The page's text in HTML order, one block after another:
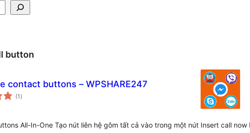
button
contact buttons – WPSHARE247
(1 total
ratings
)
All-In-One Tạo nút liên hệ gôm tất cả vào trong một nút Insert call